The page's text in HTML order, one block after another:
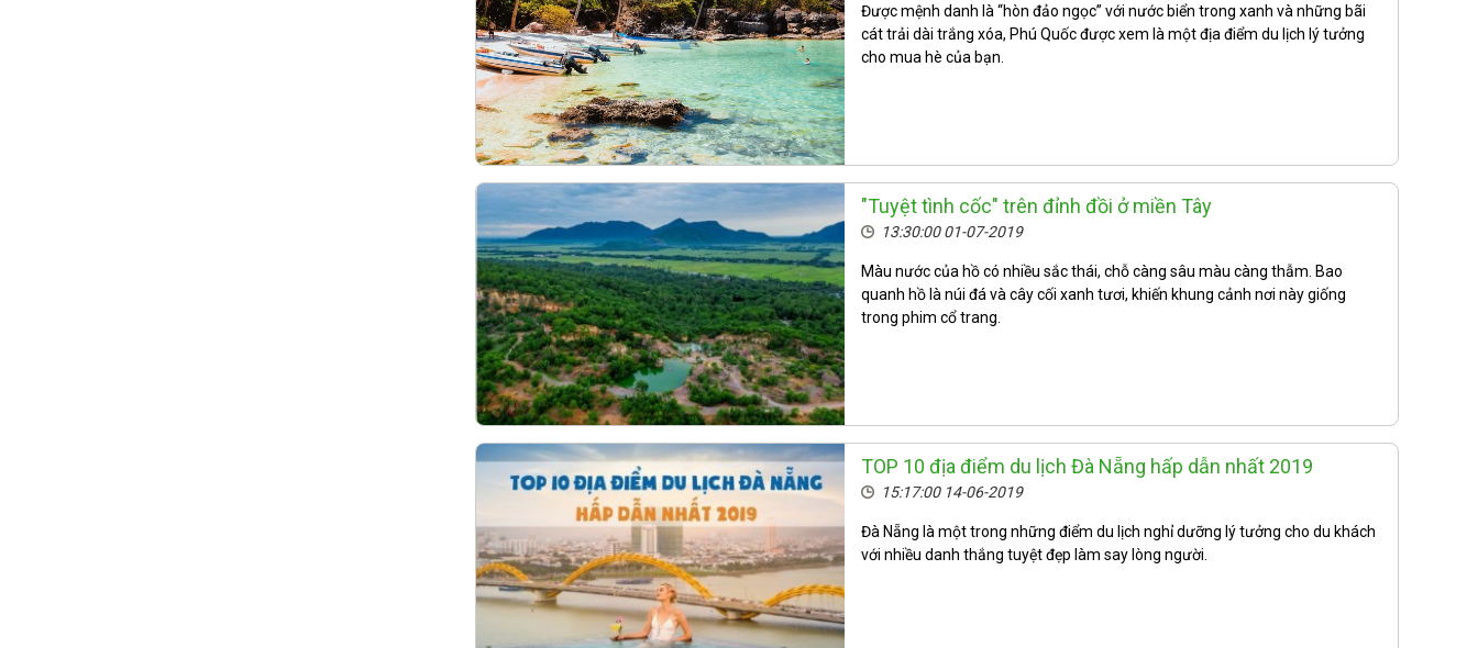
Được mệnh danh là “hòn đảo ngọc” với nước biển trong xanh và những bãi
cát trải dài trắng xóa, Phú Quốc được xem là một địa điểm du lịch lý tưởng
cho mua hè của bạn.
"Tuyệt tình cốc" trên đỉnh đồi ở miền Tây
13:30:00 01-07-2019
Màu nước của hồ có nhiều sắc thái, chỗ càng sâu màu càng thẫm. Bao
quanh hồ là núi đá và cây cối xanh tươi, khiến khung cảnh nơi này giống
trong phim cổ trang.
TOP 10 địa điểm du lịch Đà Nẵng hấp dẫn nhất 2019
15:17:00 14-06-2019
Đà Nẵng là một trong những điểm du lịch nghỉ dưỡng lý tưởng cho du khách
với nhiều danh thắng tuyệt đẹp làm say lòng người.